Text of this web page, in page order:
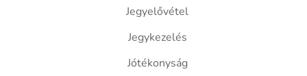
Jegyelővétel
Jegykezelés
Jótékonyság